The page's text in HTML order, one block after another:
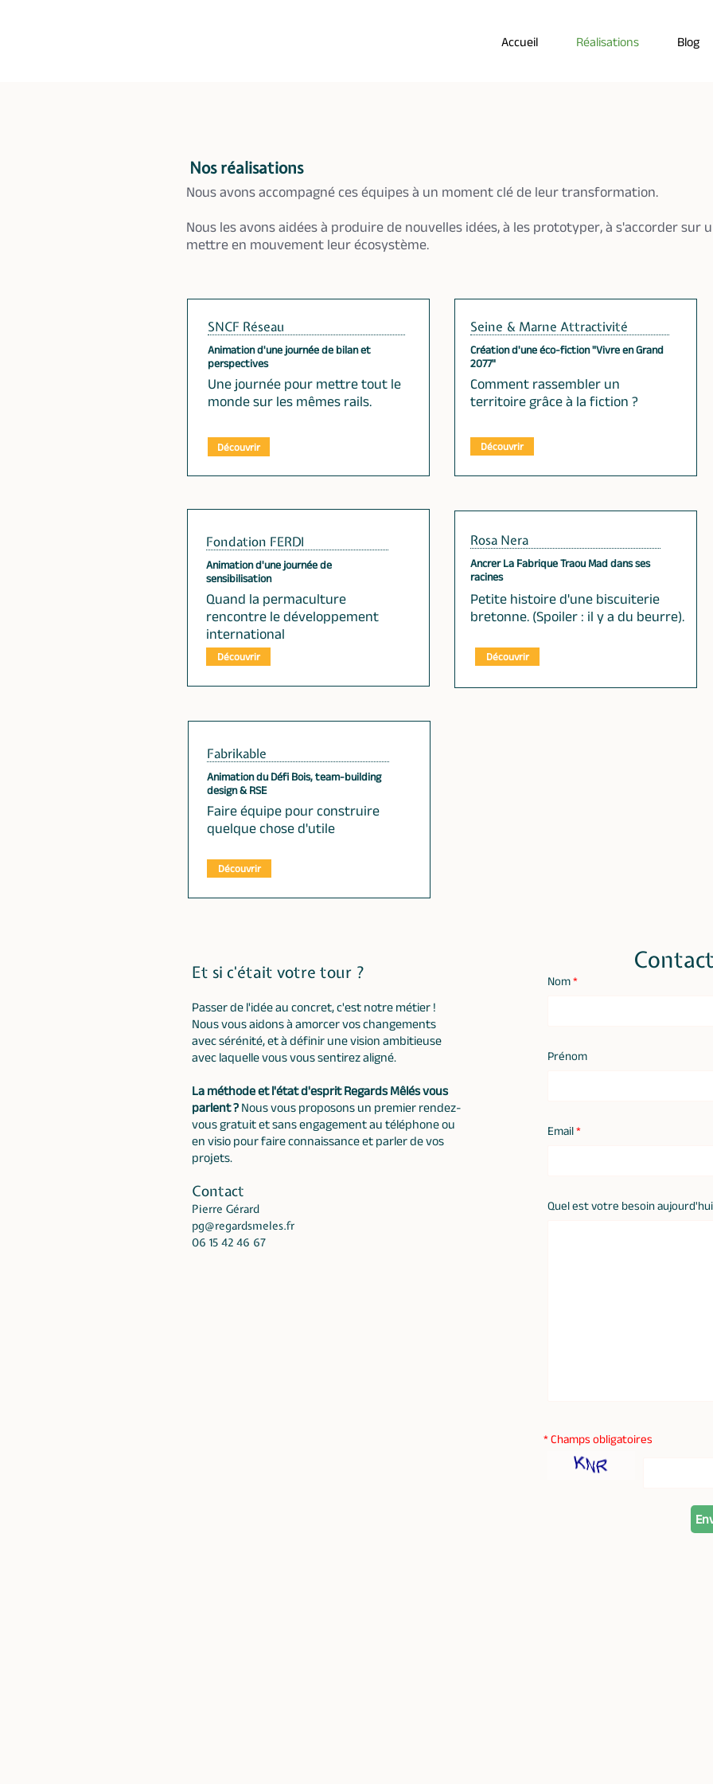
Accueil Réalisations Blog
Nos réalisations
Nous avons accompagné ces équipes à un moment clé de leur transformation.
Nous les avons aidées à produire de nouvelles idées, à les prototyper, à s'accorder sur
mettre en mouvement leur écosystème.
Seine & Marne Attractivité
Création d'une éco-fiction "Vivre en Grand
2077"
SNCF Réseau
Animation d'une journée de bilan et
perspectives
Une journée pour mettre tout le
monde sur les mêmes rails.
Comment rassembler un
territoire grâce à la fiction ?
Découvrir Découvrir
Rosa Nera
Ancrer La Fabrique Traou Mad dans ses
racines
Fondation FERDI
Animation d'une journée de
sensibilisation
Quand la permaculture
rencontre le développement
international
Petite histoire d'une biscuiterie
bretonne. (Spoiler : il y a du beurre).
Découvrir Découvrir
Fabrikable
Animation du Défi Bois, team-building
design & RSE
Faire équipe pour construire
quelque chose d'utile
Découvrir
Et si c'était votre tour ?
Passer de l'idée au concret, c'est notre métier !
Nous vous aidons à amorcer vos changements
avec sérénité, et à définir une vision ambitieuse
avec laquelle vous vous sentirez aligné.
La méthode et l'état d'esprit Regards Mêlés vous
parlent ? Nous vous proposons un premier rendez-
vous gratuit et sans engagement au téléphone ou
en visio pour faire connaissance et parler de vos
projets.
Contact
Pierre Gérard
pg@regardsmeles.fr
06 15 42 46 67
Nom*
Prénom
Email*
Quel est votre besoin
* Champs obligatoires